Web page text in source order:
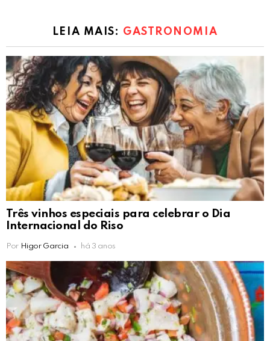
LEIA MAIS: GASTRONOMIA
Três vinhos especiais para celebrar o Dia
Internacional do Riso
Por Higor Garcia há 3 anos